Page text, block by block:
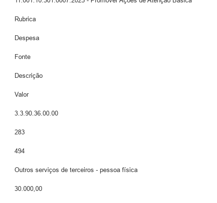
Rubrica
Despesa
Fonte
Descrição
Valor
3.3.90.36.00.00
283
494
Outros serviços de terceiros - pessoa física
30.000,00